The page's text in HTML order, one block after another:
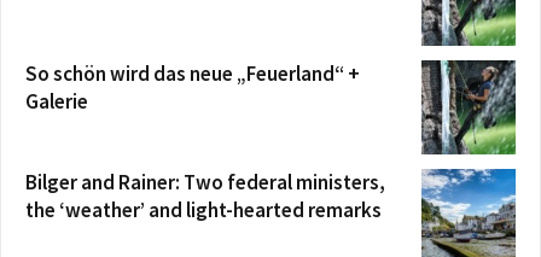
So schön wird das neue „Feuerland“ +
Galerie
Bilger and Rainer: Two federal ministers,
the ‘weather’ and light-hearted remarks